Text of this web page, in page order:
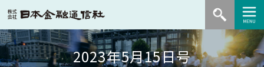
2023年5月15日号